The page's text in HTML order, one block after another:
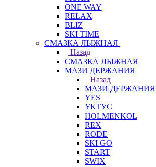
ONE WAY
RELAX
BLIZ
SKI TIME
СМАЗКА ЛЫЖНАЯ
Назад
СМАЗКА ЛЫЖНАЯ
МАЗИ ДЕРЖАНИЯ
Назад
МАЗИ ДЕРЖАНИЯ
YES
УКТУС
HOLMENKOL
REX
RODE
SKI GO
START
SWIX